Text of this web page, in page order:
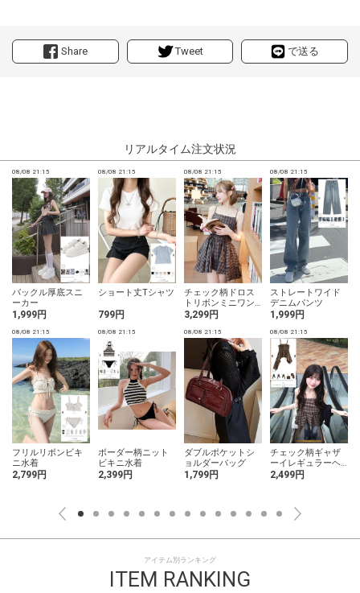
Share Tweet で送る
リアルタイム注文状況
08/08 21:15
バックル厚底スニ
ーカー
1,999円
08/08 21:15
ショート丈Tシャツ
799円
08/08 21:15
チェック柄ドロス
トリボンミニワン
ピース
3,299円
08/08 21:15
ストレートワイド
デニムパンツ
1,999円
08/08 21:15
フリルリボンビキ
ニ水着
2,799円
08/08 21:15
ボーダー柄ニット
ビキニ水着
2,399円
08/08 21:15
ダブルポケットシ
ョルダーバッグ
1,799円
08/08 21:15
チェック柄ギャザ
ーイレギュラーヘ
ムチュニック
2,499円
アイテム別ランキング
ITEM RANKING